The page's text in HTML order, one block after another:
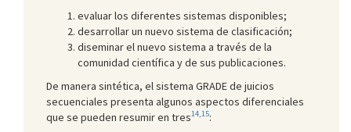
evaluar los diferentes sistemas disponibles;
desarrollar un nuevo sistema de clasificación;
diseminar el nuevo sistema a través de la
comunidad científica y de sus publicaciones.
De manera sintética, el sistema GRADE de juicios
secuenciales presenta algunos aspectos diferenciales
que se pueden resumir en tres14,15: